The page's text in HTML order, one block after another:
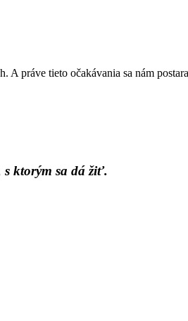
A práve tieto očakávania sa nám
ktorým sa dá žiť.